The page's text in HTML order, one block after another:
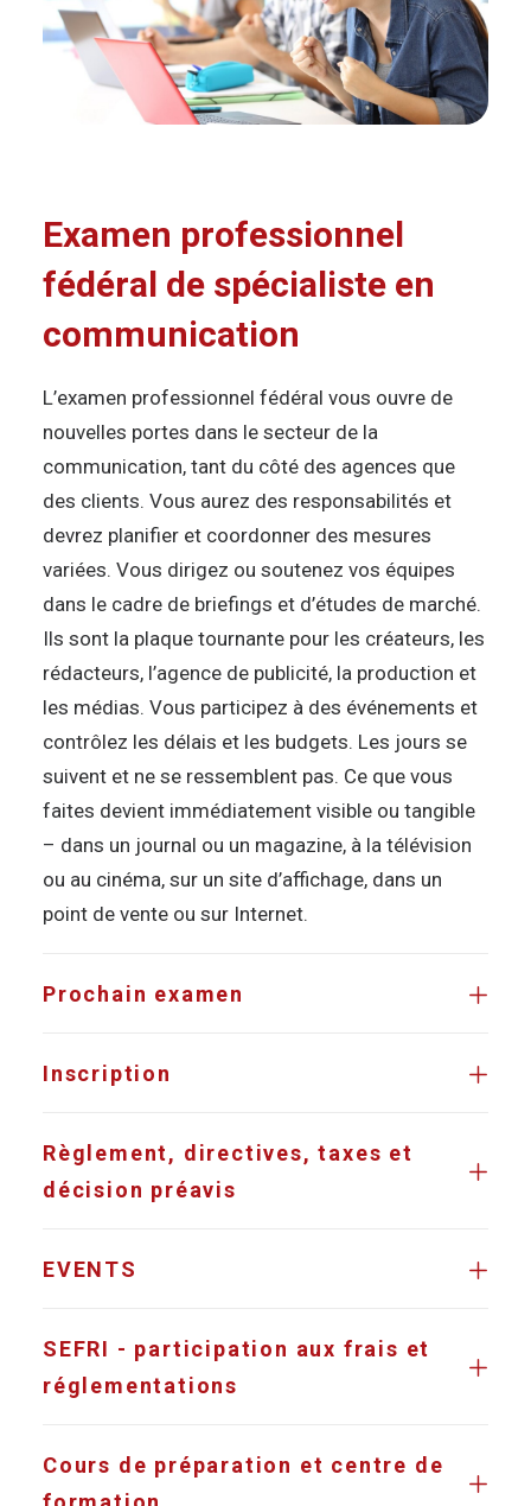
Examen professionnel
fédéral de spécialiste en
communication
L’examen professionnel fédéral vous ouvre de
nouvelles portes dans le secteur de la
communication, tant du côté des agences que
des clients. Vous aurez des responsabilités et
devrez planifier et coordonner des mesures
variées. Vous dirigez ou soutenez vos équipes
dans le cadre de briefings et d’études de marché.
Ils sont la plaque tournante pour les créateurs, les
rédacteurs, l’agence de publicité, la production et
les médias. Vous participez à des événements et
contrôlez les délais et les budgets. Les jours se
suivent et ne se ressemblent pas. Ce que vous
faites devient immédiatement visible ou tangible
– dans un journal ou un magazine, à la télévision
ou au cinéma, sur un site d’affichage, dans un
point de vente ou sur Internet.
Prochain examen
Inscription
Règlement, directives, taxes et
décision préavis
EVENTS
SEFRI - participation aux frais et
réglementations
Cours de préparation et centre de